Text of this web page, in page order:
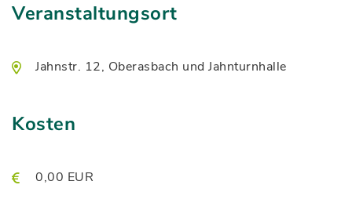
Veranstaltungsort
Jahnstr. 12, Oberasbach und Jahnturnhalle
Kosten
0,00 EUR